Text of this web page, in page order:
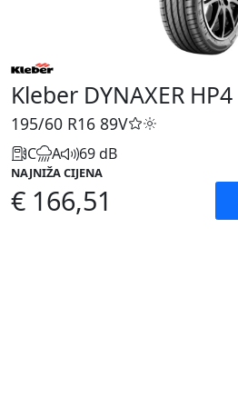
Kleber DYNAXER HP4
195/60 R16 89V
C A 69 dB
NAJNIŽA CIJENA
€ 166,51